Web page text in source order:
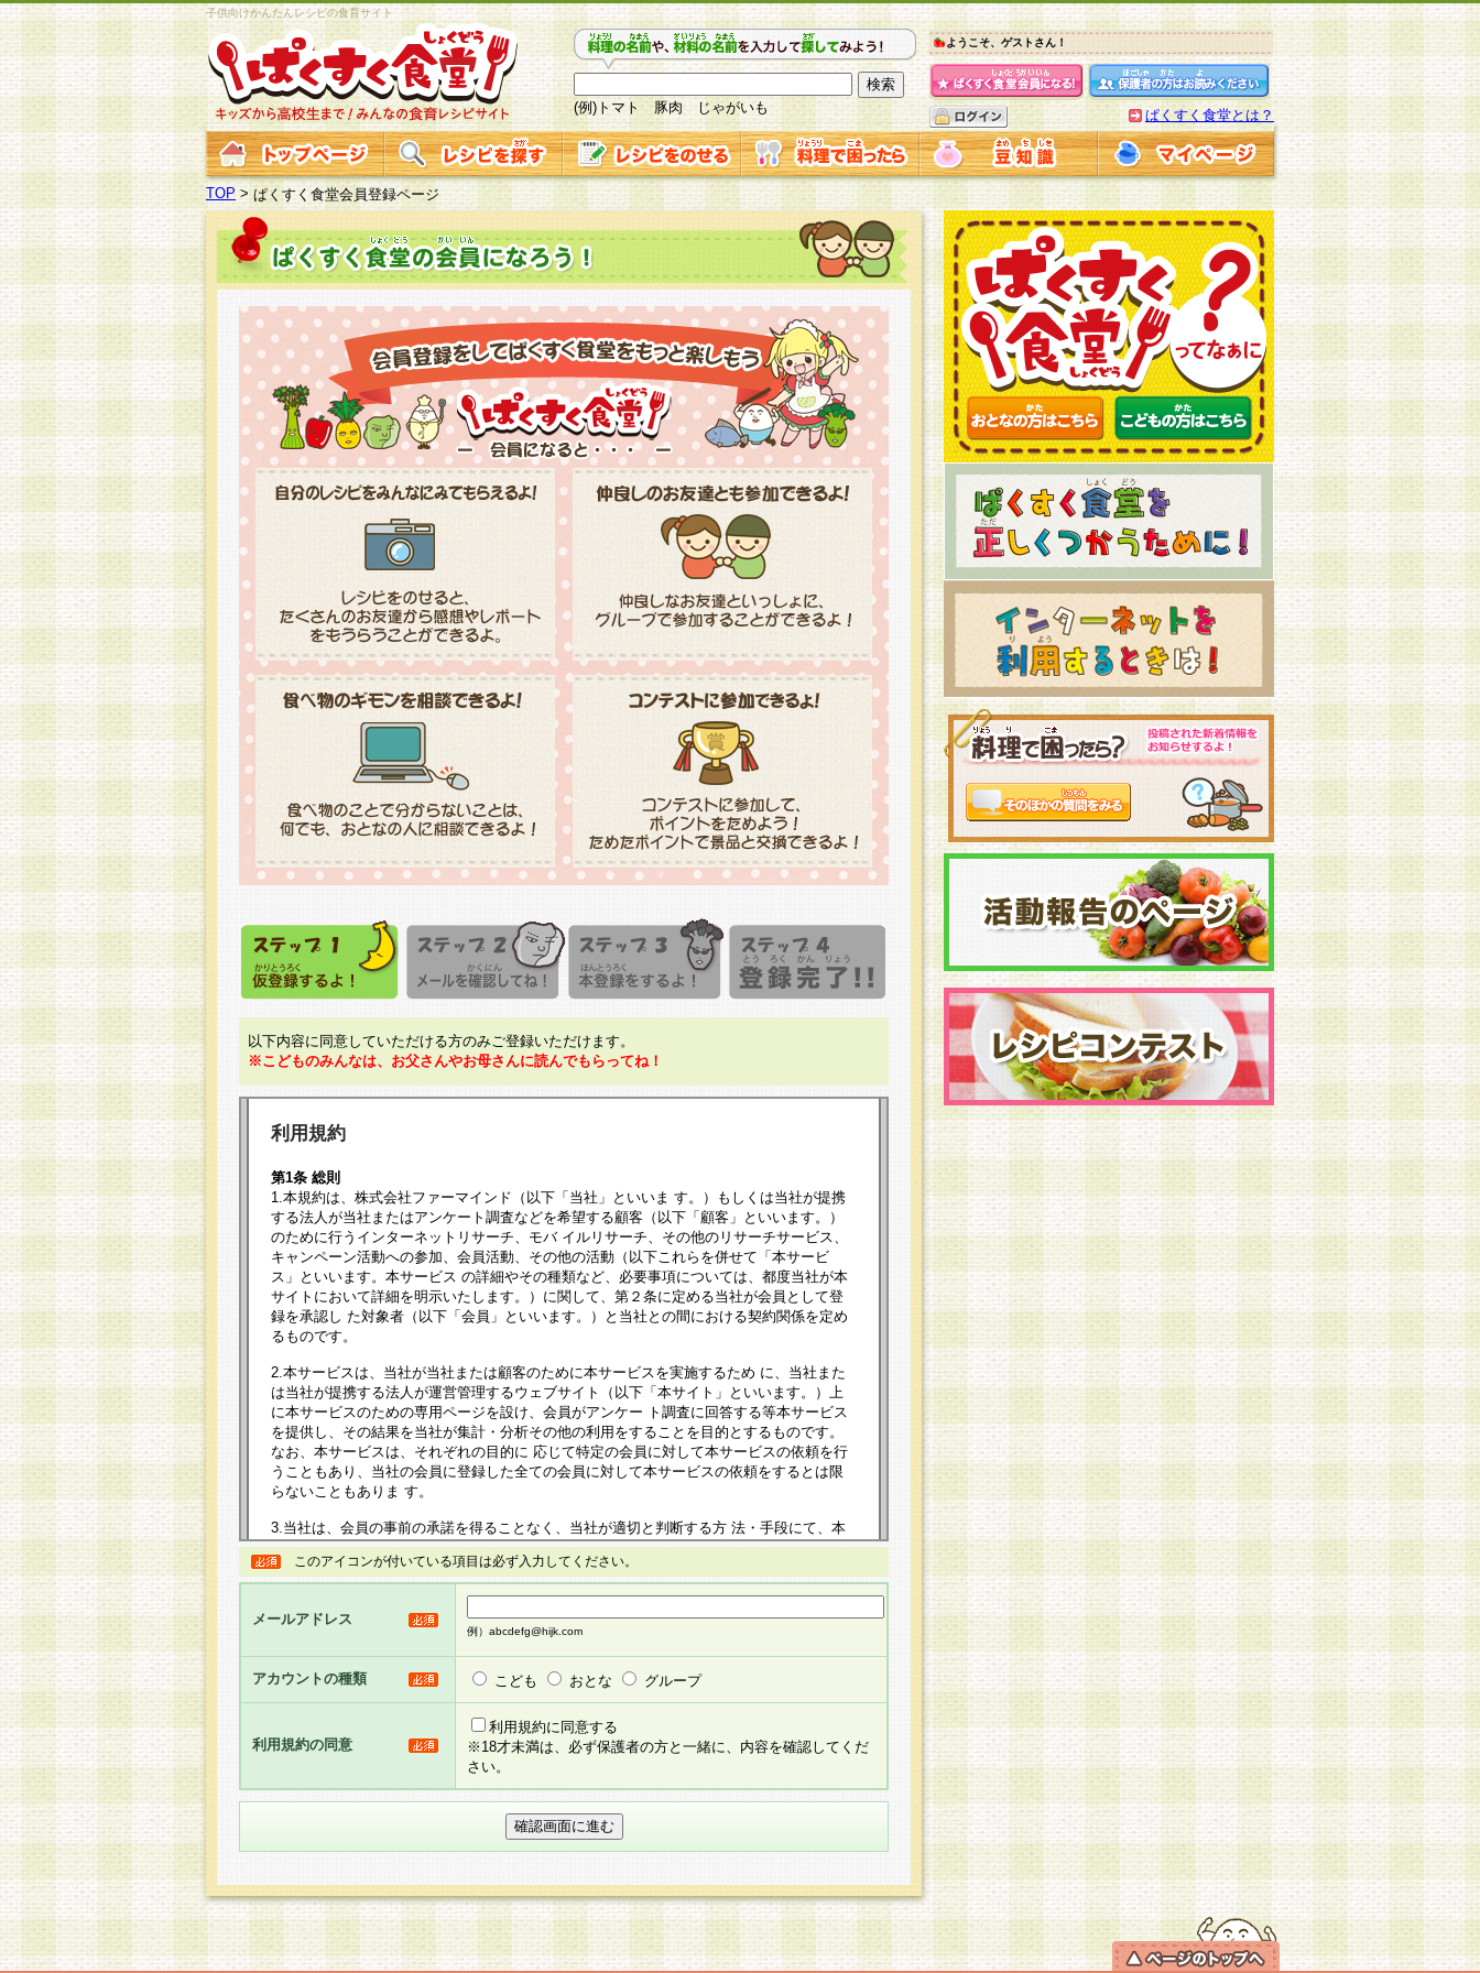
子供向けかんたんレシピの食育サイト
(例)トマト 豚肉 じゃがいも
ようこそ、ゲストさん！
ぱくすく食堂とは？
TOP >ぱくすく食堂会員登録ページ
以下内容に同意していただける方のみご登録いただけます。
※こどものみんなは、お父さんやお母さんに読んでもらってね！
利用規約
第1条 総則
1.本規約は、株式会社ファーマインド（以下「当社」といいま す。）もしくは当社が提携
する法人が当社またはアンケート調査などを希望する顧客（以下「顧客」といいます。）
のために行うインターネットリサーチ、モバ イルリサーチ、その他のリサーチサービス、
キャンペーン活動への参加、会員活動、その他の活動（以下これらを併せて「本サービ
ス」といいます。本サービス の詳細やその種類など、必要事項については、都度当社が本
サイトにおいて詳細を明示いたします。）に関して、第２条に定める当社が会員として登
録を承認し た対象者（以下「会員」といいます。）と当社との間における契約関係を定め
るものです。
2.本サービスは、当社が当社または顧客のために本サービスを実施するため に、当社また
は当社が提携する法人が運営管理するウェブサイト（以下「本サイト」といいます。）上
に本サービスのための専用ページを設け、会員がアンケー ト調査に回答する等本サービス
を提供し、その結果を当社が集計・分析その他の利用をすることを目的とするものです。
なお、本サービスは、それぞれの目的に 応じて特定の会員に対して本サービスの依頼を行
うこともあり、当社の会員に登録した全ての会員に対して本サービスの依頼をするとは限
らないこともありま す。
3.当社は、会員の事前の承諾を得ることなく、当社が適切と判断する方 法・手段にて、本
規約を任意に制定、変更または修正することができるものとします。改定後の本規約等
は、本規約においては本サイトに掲示したときに、その 他の諸規定については、会員に対
して告知の案内を配信または本サイトに掲示したときのいずれか早い時期をもってその効
るものとします。
5.当社がお聞きする個人情報は、すべて会員登録希望者の自由な意思で提 供いただいたも
のと考えております。従って、会員登録希望者が自らの個人情報の提供を希望されない場
合には、当社はその個人情報をお預かりいたしません が、提供されないことによって、当
社の取扱商品やサービス等をご利用いただけない場合がありますことを予めご了承くださ
い。
6.当社は、お客様から当社が保有している個人情報の開示・訂正・追加・ 利用停止等を求
められた場合には、ご本人様であることが当社にて確認できた場合に限り、法令に準拠し
せ先となります。
第2条 会員の資格
1.会員とは、本規約等を承諾のうえ、当社所定の登録手続きを全て完了し、当社が承認した
このアイコンが付いている項目は必ず入力してください。
メールアドレス
例）abcdefg@hijk.com
アカウントの種類 こども おとな グループ
利用規約の同意
利用規約に同意する
※18才未満は、必ず保護者の方と一緒に、内容を確認してくだ
さい。